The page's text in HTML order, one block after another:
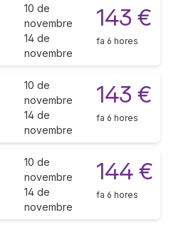
10 de
novembre
14 de
novembre
143 €
fa 6 hores
10 de
novembre
14 de
novembre
143 €
fa 6 hores
10 de
novembre
14 de
novembre
144 €
fa 6 hores